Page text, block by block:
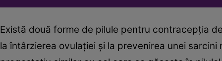
Există două forme de pilule pentru contracepția
la întârzierea ovulației și la prevenirea unei